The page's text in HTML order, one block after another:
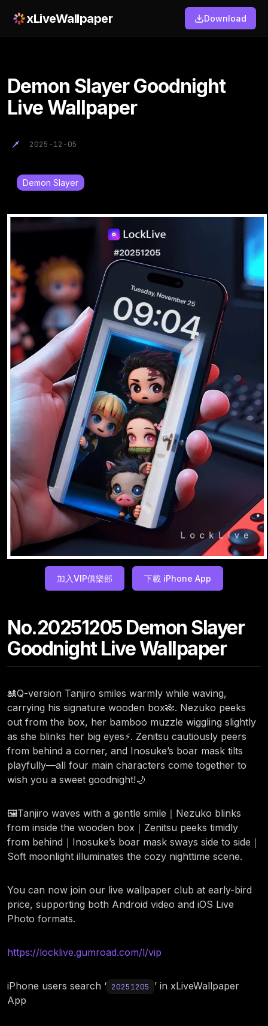
xLiveWallpaper Download
Demon Slayer Goodnight
Live Wallpaper
2025-12-05
Demon Slayer
加入VIP俱樂部 下載 iPhone App
No.20251205 Demon Slayer
Goodnight Live Wallpaper
🎎Q-version Tanjiro smiles warmly while waving,
carrying his signature wooden box🎋. Nezuko peeks
out from the box, her bamboo muzzle wiggling slightly
as she blinks her big eyes⚡. Zenitsu cautiously peers
from behind a corner, and Inosuke’s boar mask tilts
playfully—all four main characters come together to
wish you a sweet goodnight!🌙
🖼️Tanjiro waves with a gentle smile｜Nezuko blinks
from inside the wooden box｜Zenitsu peeks timidly
from behind｜Inosuke’s boar mask sways side to side｜
Soft moonlight illuminates the cozy nighttime scene.
You can now join our live wallpaper club at early-bird
price, supporting both Android video and iOS Live
Photo formats.
https://locklive.gumroad.com/l/vip
iPhone users search ‘ 20251205
’ in xLiveWallpaper
App